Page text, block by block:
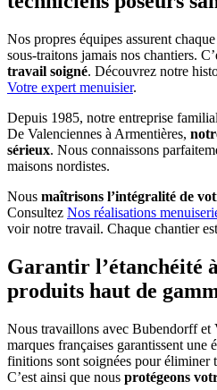
Nos propres équipes assurent
sous-traitons jamais nos chantiers.
travail soigné. Découvrez notre
Votre expert menuisier.
Depuis 1985, notre entreprise
De Valenciennes à Armentières,
sérieux. Nous connaissons
maisons nordistes.
Nous maîtrisons l’intégralité de
Consultez Nos réalisations
voir notre travail. Chaque chantier
Garantir l’étanchéité
produits haut de
Nous travaillons avec Bubendorff
marques françaises garantissent une
finitions sont soignées pour éliminer
C’est ainsi que nous protégeons